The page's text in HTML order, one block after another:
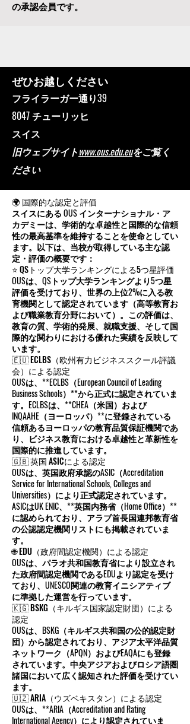
ぜひお越しください
フライラーガー通り39
8047 チューリッヒ
スイス
旧ウェブサイト
ださい
🌍 国際的な認定と評価
スイスにある OUS インターナショナル・ア
カデミーは、学術的な卓越性と国際的な信頼
性の最高基準を維持することを使命としてい
ます。以下は、当校が取得している主な認
定・評価の概要です：
⭐ QSトップ大学ランキングによる5つ星評価
OUSは、QSトップ大学ランキングより5つ星
評価を受けており、世界の上位2%に入る教
育機関として認定されています（高等教育お
よび職業教育分野において）。この評価は、
教育の質、学術的発展、就職支援、そして国
際的な関わりにおける優れた実績を反映して
います。
🇪🇺 ECLBS（欧州有力ビジネススクール評議
会）による認定
OUSは、**ECLBS（European Council of Leading
Business Schools）**から正式に認定されていま
す。ECLBSは、**CHEA（米国）および
INQAAHE（ヨーロッパ）**に登録されている
信頼あるヨーロッパの教育品質保証機関であ
り、ビジネス教育における卓越性と革新性を
国際的に推進しています。
🇬🇧 英国 ASICによる認定
OUSは、英国政府承認のASIC（Accreditation
Service for International Schools, Colleges and
Universities）により正式認定されています。
ASICはUK ENIC、**英国内務省（Home Office）**
に認められており、アラブ首長国連邦教育省
の公認認定機関リストにも掲載されていま
す。
🌐 EDU（政府間認定機関）による認定
OUSは、パラオ共和国教育省により設立され
た政府間認定機関であるEDUより認定を受け
ており、UNESCO関連の教育イニシアティブ
に準拠した運営を行っています。
🇰🇬 BSKG（キルギス国家認定財団）による
認定
OUSは、BSKG（キルギス共和国の公的認定財
団）から認定されており、アジア太平洋品質
ネットワーク（APQN）およびEAQAにも登録
されています。中央アジアおよびロシア語圏
諸国において広く認知された評価を受けてい
ます。